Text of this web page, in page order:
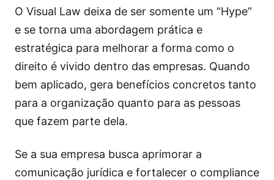
O Visual Law deixa de ser somente um “Hype”
e se torna uma abordagem prática e
estratégica para melhorar a forma como o
direito é vivido dentro das empresas. Quando
bem aplicado, gera benefícios concretos tanto
para a organização quanto para as pessoas
que fazem parte dela.
Se a sua empresa busca aprimorar a
comunicação jurídica e fortalecer o compliance